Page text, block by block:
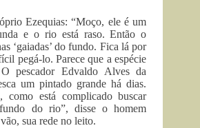
Ezequias: “Moço, ele é um
e o rio está raso. Então o
‘gaiadas’ do fundo. Fica lá por
pegá-lo. Parece que a espécie
pescador Edvaldo Alves da
um pintado grande há dias.
como está complicado buscar
do rio”, disse o homem
sua rede no leito.